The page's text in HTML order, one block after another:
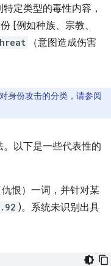
定类型的毒性内容，
[例如种族、宗教、
（意图造成伤害
身份攻击的分类，请参阅
以下是一些代表性的
恨）一词，并针对某
)。系统未识别出具